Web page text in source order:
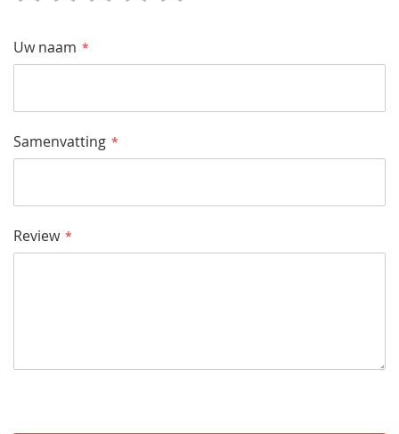
Uw naam
Samenvatting
Review